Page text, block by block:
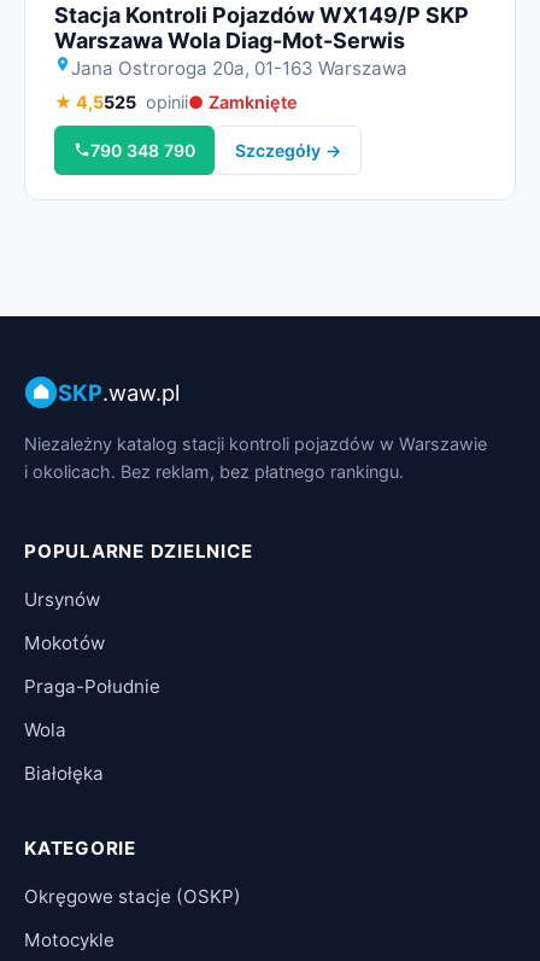
Stacja Kontroli Pojazdów WX149/P SKP
Warszawa Wola Diag-Mot-Serwis
Jana Ostroroga 20a, 01-163 Warszawa
★ 4,5525 opinii● Zamknięte
790 348 790 Szczegóły →
SKP.waw.pl
Niezależny katalog stacji kontroli pojazdów w Warszawie
i okolicach. Bez reklam, bez płatnego rankingu.
POPULARNE DZIELNICE
Ursynów
Mokotów
Praga-Południe
Wola
Białołęka
KATEGORIE
Okręgowe stacje (OSKP)
Motocykle